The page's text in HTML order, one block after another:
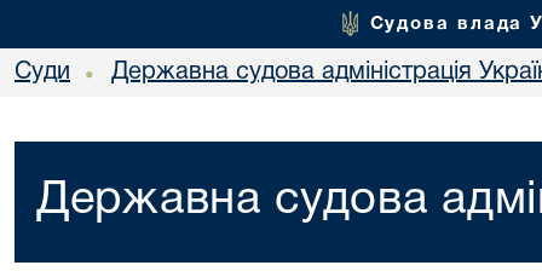
Судова влада
Суди • Державна судова адміністрація
Державна судова